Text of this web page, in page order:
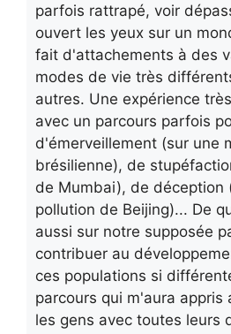
parfois rattrapé, voir
ouvert les yeux sur un
fait d'attachements à des
modes de vie très
autres. Une expérience
avec un parcours parfois
d'émerveillement (sur une
brésilienne), de
de Mumbai), de déception
pollution de Beijing)... De
aussi sur notre supposée
contribuer au
ces populations si
parcours qui m'aura appris
les gens avec toutes leurs